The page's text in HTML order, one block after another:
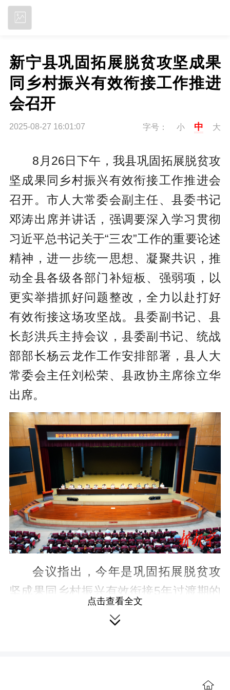
新宁县巩固拓展脱贫攻坚成果
同乡村振兴有效衔接工作推进
会召开
2025-08-27 16:01:07 字号： 小 中 大
8月26日下午，我县巩固拓展脱贫攻
坚成果同乡村振兴有效衔接工作推进会
召开。市人大常委会副主任、县委书记
邓涛出席并讲话，强调要深入学习贯彻
习近平总书记关于“三农”工作的重要论述
精神，进一步统一思想、凝聚共识，推
动全县各级各部门补短板、强弱项，以
更实举措抓好问题整改，全力以赴打好
有效衔接这场攻坚战。县委副书记、县
长彭洪兵主持会议，县委副书记、统战
部部长杨云龙作工作安排部署，县人大
常委会主任刘松荣、县政协主席徐立华
出席。
会议指出，今年是巩固拓展脱贫攻
坚成果同乡村振兴有效衔接5年过渡期的
最后一年，有效衔接工作任务艰巨、责
任重大。全县上下务必准确把握形势、
点击查看全文
